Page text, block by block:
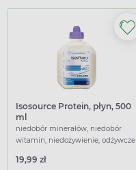
Isosource Protein, płyn, 500
ml
niedobór minerałów, niedobór
witamin, niedożywienie, odżywcze
19,99 zł